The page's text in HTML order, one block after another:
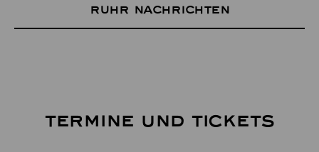
Ruhr Nachrichten
TERMINE UND TICKETS